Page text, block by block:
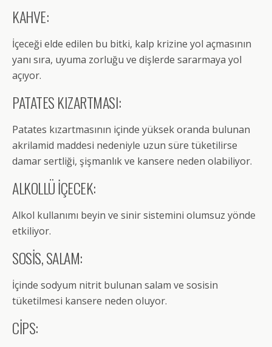
KAHVE:
İçeceği elde edilen bu bitki, kalp krizine yol açmasının
yanı sıra, uyuma zorluğu ve dişlerde sararmaya yol
açıyor.
PATATES KIZARTMASI:
Patates kızartmasının içinde yüksek oranda bulunan
akrilamid maddesi nedeniyle uzun süre tüketilirse
damar sertliği, şişmanlık ve kansere neden olabiliyor.
ALKOLLÜ İÇECEK:
Alkol kullanımı beyin ve sinir sistemini olumsuz yönde
etkiliyor.
SOSİS, SALAM:
İçinde sodyum nitrit bulunan salam ve sosisin
tüketilmesi kansere neden oluyor.
CİPS: